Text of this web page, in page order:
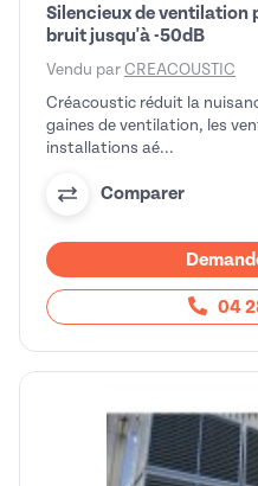
Silencieux de ventilation
bruit jusqu'à -50dB
Vendu par CREACOUSTIC
Créacoustic réduit la
gaines de ventilation, les
installations aé...
Comparer
04